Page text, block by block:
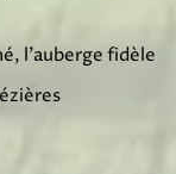
l’auberge fidèle